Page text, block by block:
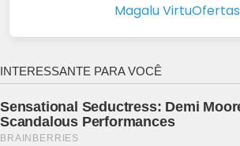
Magalu VirtuOfertas